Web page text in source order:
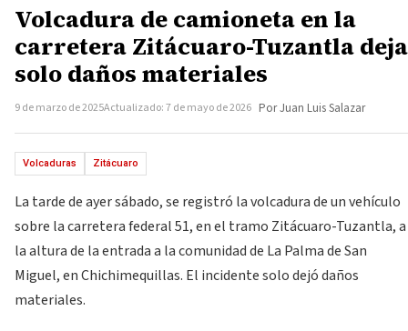
Volcadura de camioneta en la
carretera Zitácuaro-Tuzantla deja
solo daños materiales
9 de marzo de 2025Actualizado: 7 de mayo de 2026 Por Juan Luis Salazar
Volcaduras Zitácuaro
La tarde de ayer sábado, se registró la volcadura de un vehículo
sobre la carretera federal 51, en el tramo Zitácuaro-Tuzantla, a
la altura de la entrada a la comunidad de La Palma de San
Miguel, en Chichimequillas. El incidente solo dejó daños
materiales.